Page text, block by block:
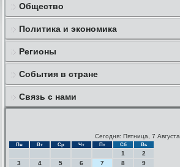
Общество
Политика и экономика
Регионы
События в стране
Связь с нами
Сегодня: Пятница, 7 Августа
Пн Вт Ср Чт Пт Сб Вс
1
2
3
4 5 6 7 8
9